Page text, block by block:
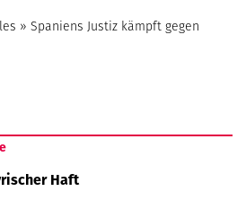
» Spaniens Justiz kämpft gegen
Haft